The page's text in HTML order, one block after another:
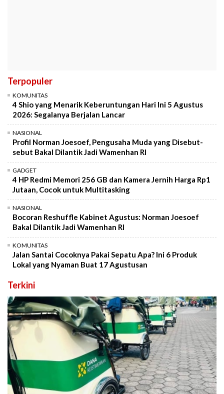
Terpopuler
KOMUNITAS
4 Shio yang Menarik Keberuntungan Hari Ini 5 Agustus
2026: Segalanya Berjalan Lancar
NASIONAL
Profil Norman Joesoef, Pengusaha Muda yang Disebut-
sebut Bakal Dilantik Jadi Wamenhan RI
GADGET
4 HP Redmi Memori 256 GB dan Kamera Jernih Harga Rp1
Jutaan, Cocok untuk Multitasking
NASIONAL
Bocoran Reshuffle Kabinet Agustus: Norman Joesoef
Bakal Dilantik Jadi Wamenhan RI
KOMUNITAS
Jalan Santai Cocoknya Pakai Sepatu Apa? Ini 6 Produk
Lokal yang Nyaman Buat 17 Agustusan
Terkini